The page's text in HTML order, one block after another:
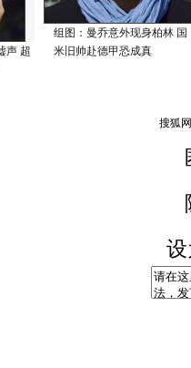
声 超
组图：曼乔意外现身柏林 国
米旧帅赴德甲恐成真